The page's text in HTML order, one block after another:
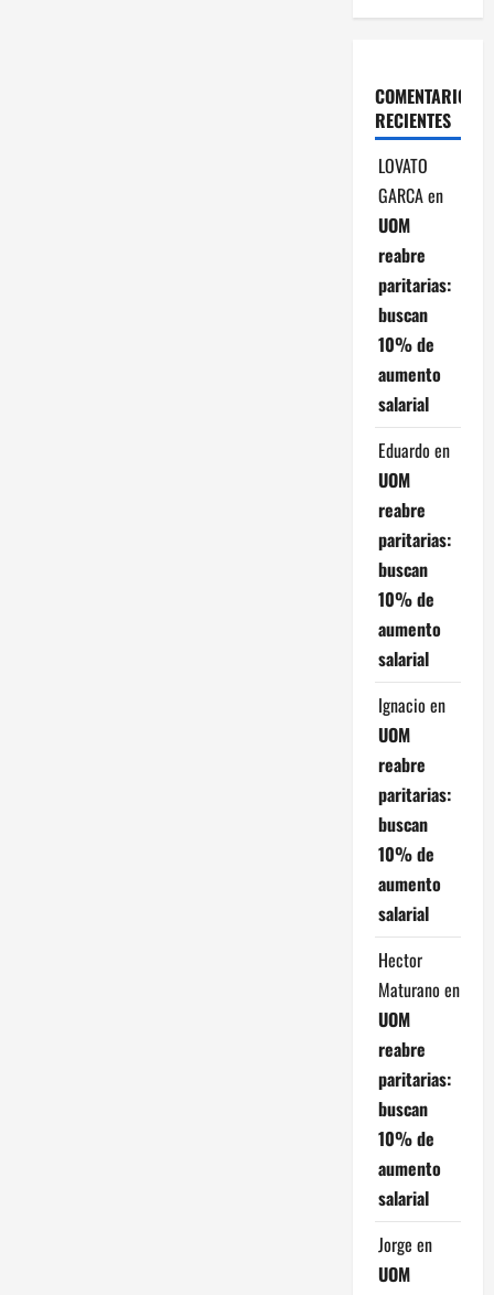
COMENTARIOS
RECIENTES
LOVATO
GARCAen
UOM
reabre
paritarias:
buscan
10% de
aumento
salarial
Eduardo en
UOM
reabre
paritarias:
buscan
10% de
aumento
salarial
Ignacio en
UOM
reabre
paritarias:
buscan
10% de
aumento
salarial
Hector
Maturano en
UOM
reabre
paritarias:
buscan
10% de
aumento
salarial
Jorge en
UOM